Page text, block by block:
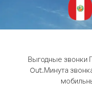
Выгодные звонки
Out.Минута